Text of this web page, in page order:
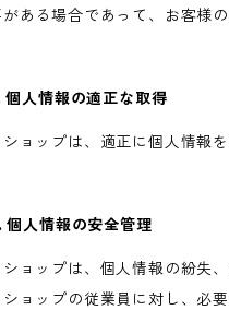
ある場合であって、お客様
個人情報の適正な取得
ョップは、適正に個人情報
個人情報の安全管理
ョップは、個人情報の紛失
ョップの従業員に対し、必